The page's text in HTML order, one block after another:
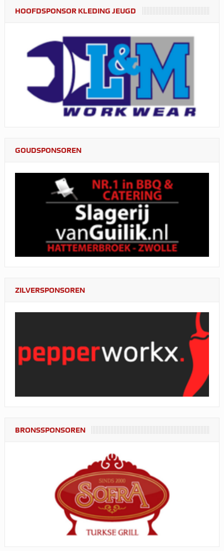
HOOFDSPONSOR KLEDING JEUGD
GOUDSPONSOREN
ZILVERSPONSOREN
BRONSSPONSOREN